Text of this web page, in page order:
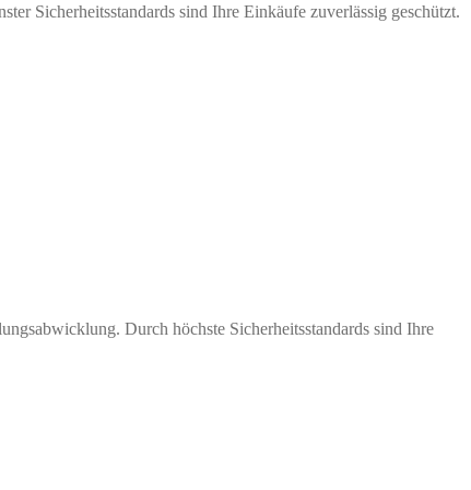
Sicherheitsstandards sind Ihre Einkäufe zuverlässig geschützt.
Durch höchste Sicherheitsstandards sind Ihre